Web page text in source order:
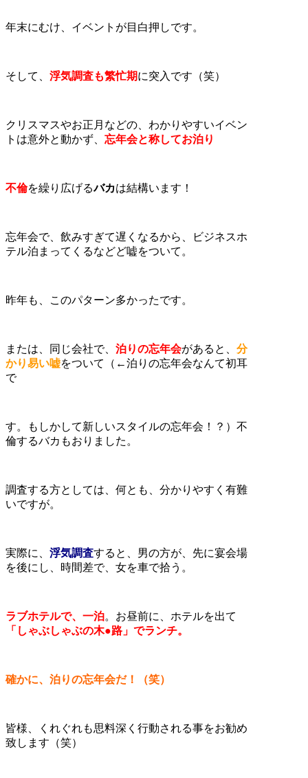
年末にむけ、イベントが目白押しです。
そして、 浮気調査も繁忙期に突入です（笑）
クリスマスやお正月などの、わかりやすいイベン
トは意外と動かず、 忘年会と称してお泊り
不倫を繰り広げるバカは結構います！
忘年会で、飲みすぎて遅くなるから、ビジネスホ
テル泊まってくるなどど嘘をついて。
昨年も、このパターン多かったです。
または、同じ会社で、 泊りの忘年会があると、 分
かり易い嘘をついて（←泊りの忘年会なんて初耳
で
す。もしかして新しいスタイルの忘年会！？）不
倫するバカもおりました。
調査する方としては、何とも、分かりやすく有難
いですが。
実際に、 浮気調査すると、男の方が、先に宴会場
を後にし、時間差で、女を車で拾う。
ラブホテルで、一泊。お昼前に、ホテルを出て
「しゃぶしゃぶの木●路」でランチ。
確かに、泊りの忘年会だ！（笑）
皆様、くれぐれも思料深く行動される事をお勧め
致します（笑）